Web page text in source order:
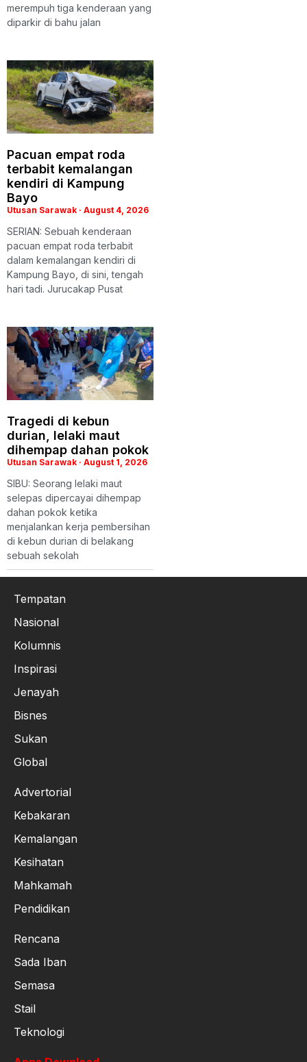
merempuh tiga kenderaan yang
diparkir di bahu jalan
Pacuan empat roda
terbabit kemalangan
kendiri di Kampung
Bayo
Utusan Sarawak August 4, 2026
SERIAN: Sebuah kenderaan
pacuan empat roda terbabit
dalam kemalangan kendiri di
Kampung Bayo, di sini, tengah
hari tadi. Jurucakap Pusat
Tragedi di kebun
durian, lelaki maut
dihempap dahan pokok
Utusan Sarawak August 1, 2026
SIBU: Seorang lelaki maut
selepas dipercayai dihempap
dahan pokok ketika
menjalankan kerja pembersihan
di kebun durian di belakang
sebuah sekolah
Tempatan
Nasional
Kolumnis
Inspirasi
Jenayah
Bisnes
Sukan
Global
Advertorial
Kebakaran
Kemalangan
Kesihatan
Mahkamah
Pendidikan
Rencana
Sada Iban
Semasa
Stail
Teknologi